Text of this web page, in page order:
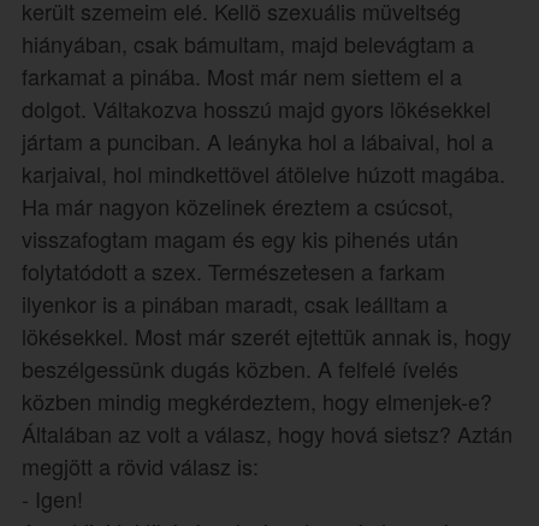
került szemeim elé. Kellö szexuális müveltség
hiányában, csak bámultam, majd belevágtam a
farkamat a pinába. Most már nem siettem el a
dolgot. Váltakozva hosszú majd gyors lökésekkel
jártam a punciban. A leányka hol a lábaival, hol a
karjaival, hol mindkettövel átölelve húzott magába.
Ha már nagyon közelinek éreztem a csúcsot,
visszafogtam magam és egy kis pihenés után
folytatódott a szex. Természetesen a farkam
ilyenkor is a pinában maradt, csak leálltam a
lökésekkel. Most már szerét ejtettük annak is, hogy
beszélgessünk dugás közben. A felfelé ívelés
közben mindig megkérdeztem, hogy elmenjek-e?
Általában az volt a válasz, hogy hová sietsz? Aztán
megjött a rövid válasz is:
- Igen!